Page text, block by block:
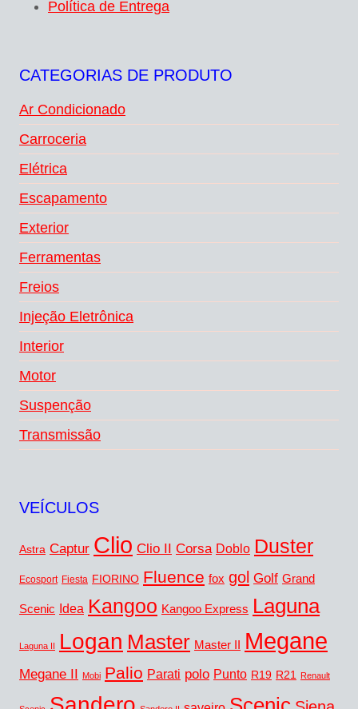
Política de Entrega
CATEGORIAS DE PRODUTO
Ar Condicionado
Carroceria
Elétrica
Escapamento
Exterior
Ferramentas
Freios
Injeção Eletrônica
Interior
Motor
Suspenção
Transmissão
VEÍCULOS
Astra Captur Clio Clio II Corsa Doblo Duster
Ecosport Fiesta FIORINO Fluence fox gol Golf Grand
Scenic Idea Kangoo Kangoo Express Laguna
Laguna II Logan Master Master II Megane
Megane II Mobi Palio Parati polo Punto R19 R21 Renault